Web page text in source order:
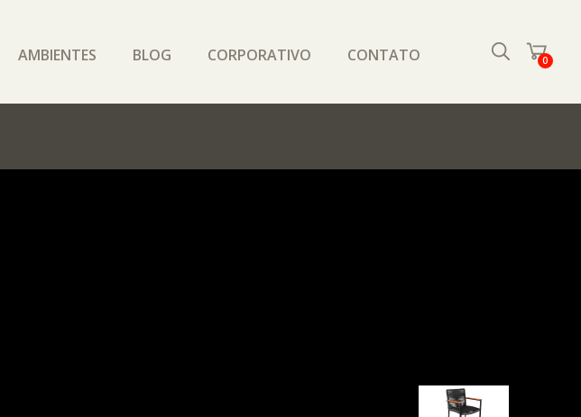
AMBIENTES BLOG CORPORATIVO CONTATO 0